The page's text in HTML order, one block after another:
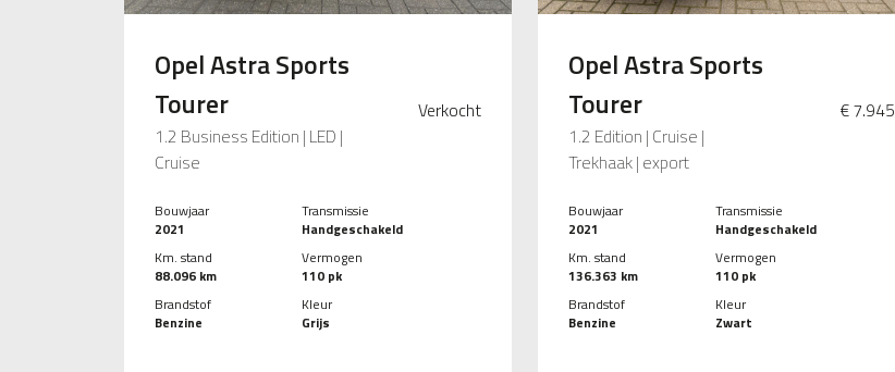
Opel Astra Sports
Tourer
1.2 Business Edition | LED |
Cruise
Verkocht
Bouwjaar
2021
Km. stand
88.096 km
Brandstof
Benzine
Transmissie
Handgeschakeld
Vermogen
110 pk
Kleur
Grijs
Opel Astra Sports
Tourer
1.2 Edition | Cruise |
Trekhaak | export
€ 7.945
Bouwjaar
2021
Km. stand
136.363 km
Brandstof
Benzine
Transmissie
Handgeschakeld
Vermogen
110 pk
Kleur
Zwart